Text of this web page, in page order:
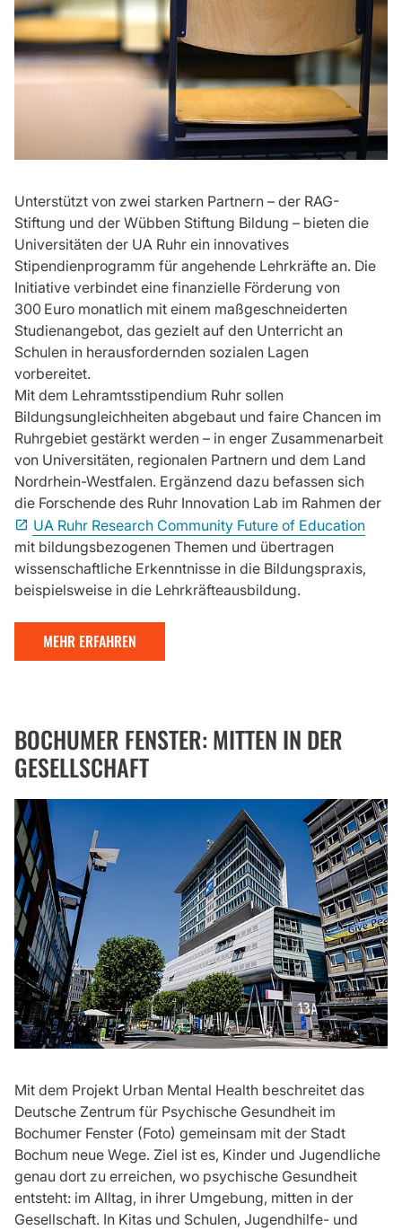
Unterstützt von zwei starken Partnern – der RAG-
Stiftung und der Wübben Stiftung Bildung – bieten die
Universitäten der UA Ruhr ein innovatives
Stipendienprogramm für angehende Lehrkräfte an. Die
Initiative verbindet eine finanzielle Förderung von
300 Euro monatlich mit einem maßgeschneiderten
Studienangebot, das gezielt auf den Unterricht an
Schulen in herausfordernden sozialen Lagen
vorbereitet.
Mit dem Lehramtsstipendium Ruhr sollen
Bildungsungleichheiten abgebaut und faire Chancen im
Ruhrgebiet gestärkt werden – in enger Zusammenarbeit
von Universitäten, regionalen Partnern und dem Land
Nordrhein-Westfalen. Ergänzend dazu befassen sich
die Forschende des Ruhr Innovation Lab im Rahmen der
UA Ruhr Research Community Future of Education
mit bildungsbezogenen Themen und übertragen
wissenschaftliche Erkenntnisse in die Bildungspraxis,
beispielsweise in die Lehrkräfteausbildung.
MEHR ERFAHREN
BOCHUMER FENSTER: MITTEN IN DER
GESELLSCHAFT
Mit dem Projekt Urban Mental Health beschreitet das
Deutsche Zentrum für Psychische Gesundheit im
Bochumer Fenster (Foto) gemeinsam mit der Stadt
Bochum neue Wege. Ziel ist es, Kinder und Jugendliche
genau dort zu erreichen, wo psychische Gesundheit
entsteht: im Alltag, in ihrer Umgebung, mitten in der
Gesellschaft. In Kitas und Schulen, Jugendhilfe- und